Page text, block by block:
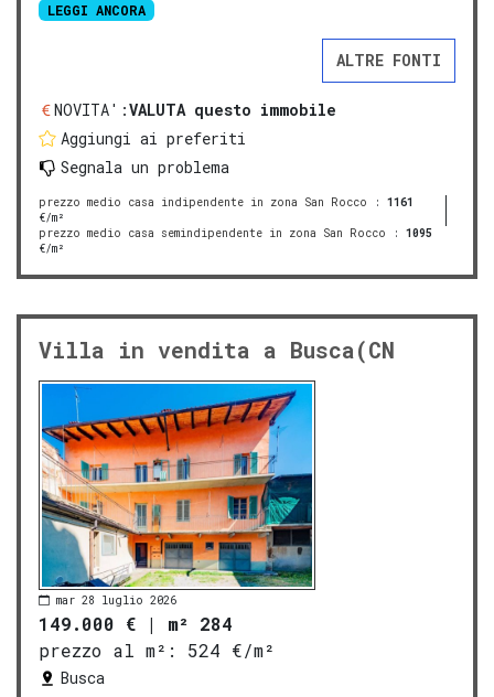
LEGGI ANCORA
ALTRE FONTI
NOVITA':VALUTA questo immobile
Aggiungi ai preferiti
Segnala un problema
prezzo medio casa indipendente in zona San Rocco : 1161
€/m²
prezzo medio casa semindipendente in zona San Rocco : 1095
€/m²
Villa in vendita a Busca(CN
mar 28 luglio 2026
149.000 € | m² 284
prezzo al m²:
524 €/m²
Busca